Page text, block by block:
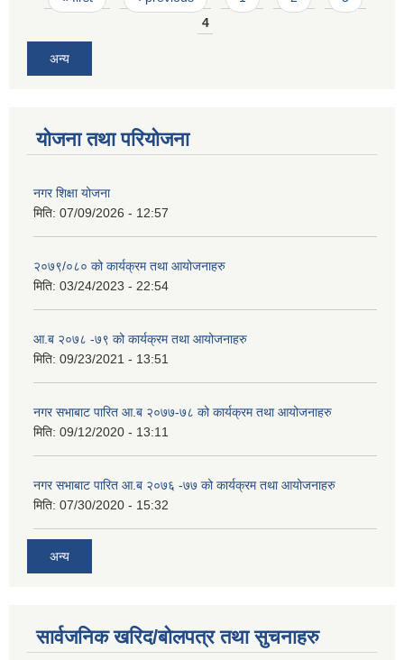
4
अन्य
योजना तथा परियोजना
नगर शिक्षा योजना
मिति: 07/09/2026 - 12:57
२०७९/०८० को कार्यक्रम तथा आयोजनाहरु
मिति: 03/24/2023 - 22:54
आ.ब २०७८ -७९ को कार्यक्रम तथा आयोजनाहरु
मिति: 09/23/2021 - 13:51
नगर सभाबाट पारित आ.ब २०७७-७८ को कार्यक्रम तथा आयोजनाहरु
मिति: 09/12/2020 - 13:11
नगर सभाबाट पारित आ.ब २०७६ -७७ को कार्यक्रम तथा आयोजनाहरु
मिति: 07/30/2020 - 15:32
अन्य
सार्वजनिक खरिद/बोलपत्र तथा सुचनाहरु